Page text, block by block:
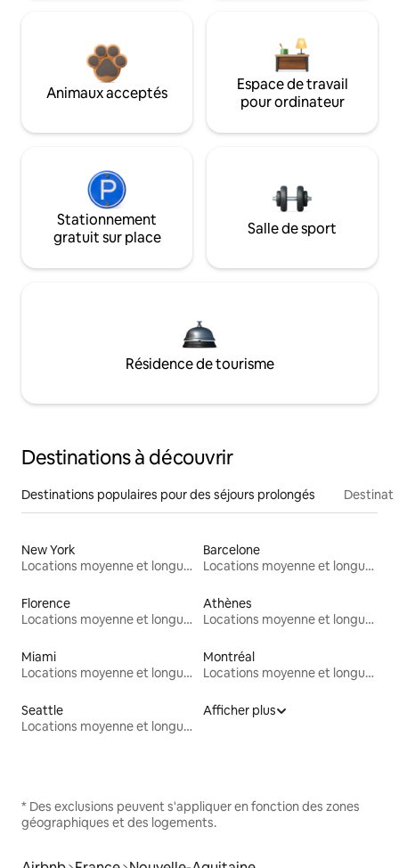
Animaux acceptés
Espace de travail
pour ordinateur
Stationnement
gratuit sur place
Salle de sport
Résidence de tourisme
Destinations à découvrir
Destinations populaires pour des séjours prolongés
New York
Locations moyenne et longue durée
Barcelone
Locations moyenne et longue durée
Florence
Locations moyenne et longue durée
Athènes
Locations moyenne et longue durée
Miami
Locations moyenne et longue durée
Montréal
Locations moyenne et longue durée
Seattle
Locations moyenne et longue durée
Afficher plus
* Des exclusions peuvent s'appliquer en fonction des zones
géographiques et des logements.